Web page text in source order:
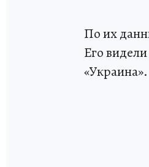
По их
Его
«Украина».